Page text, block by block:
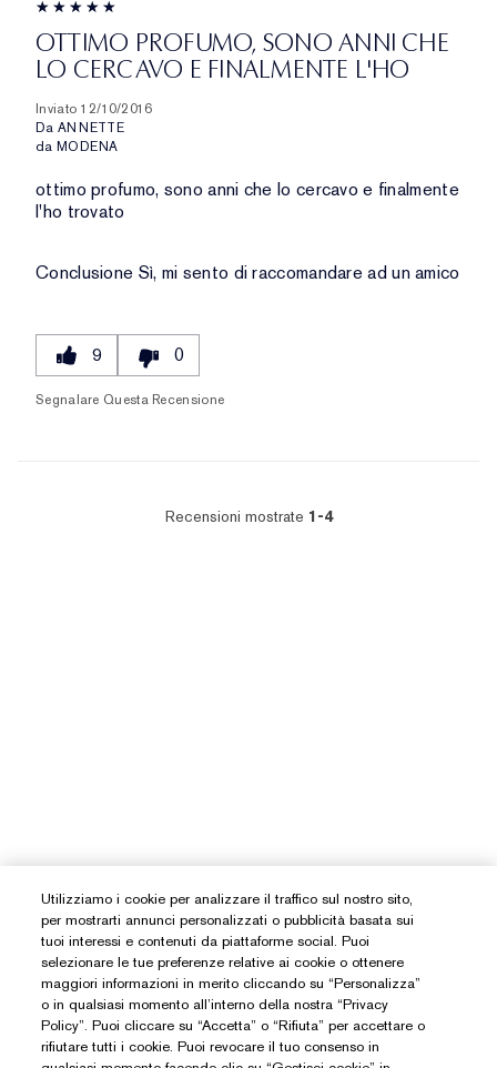
OTTIMO PROFUMO, SONO ANNI CHE
LO CERCAVO E FINALMENTE L'HO
Inviato 12/10/2016
Da ANNETTE
da MODENA
ottimo profumo, sono anni che lo cercavo e finalmente
l'ho trovato
Conclusione Sì, mi sento di raccomandare ad un amico
9 0
Segnalare Questa Recensione
Recensioni mostrate 1-4
Utilizziamo i cookie per analizzare il traffico sul nostro sito,
per mostrarti annunci personalizzati o pubblicità basata sui
tuoi interessi e contenuti da piattaforme social. Puoi
selezionare le tue preferenze relative ai cookie o ottenere
maggiori informazioni in merito cliccando su “Personalizza”
o in qualsiasi momento all’interno della nostra “Privacy
Policy”. Puoi cliccare su “Accetta” o “Rifiuta” per accettare o
rifiutare tutti i cookie. Puoi revocare il tuo consenso in